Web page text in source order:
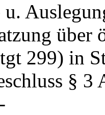
über
299) in
§ 3